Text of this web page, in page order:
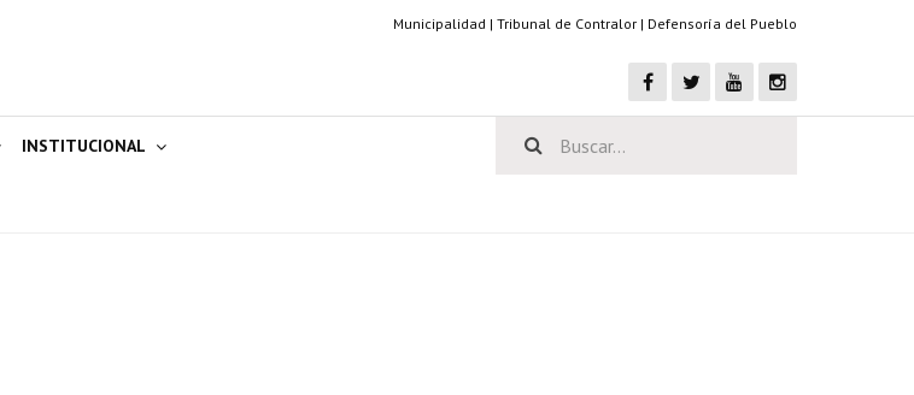
Municipalidad | Tribunal de Contralor | Defensoría del Pueblo
INSTITUCIONAL